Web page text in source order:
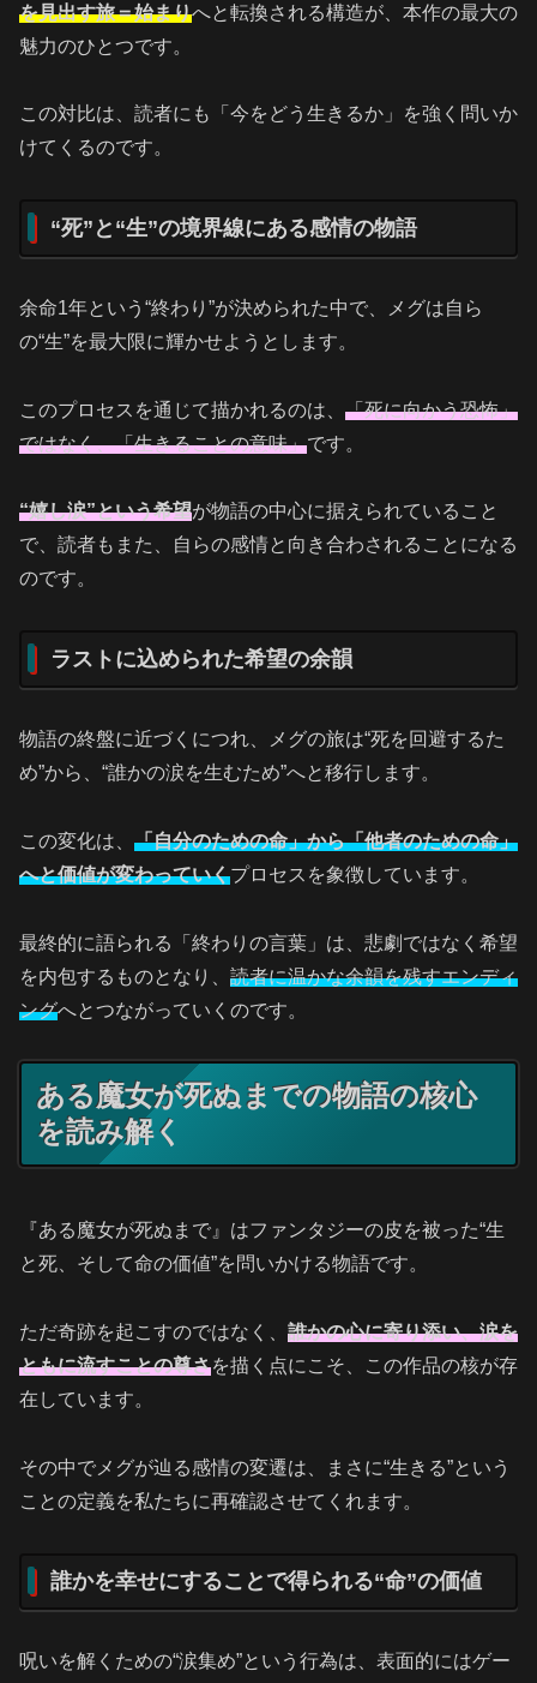
を見出す旅＝始まりへと転換される構造が、本作の最大の
魅力のひとつです。
この対比は、読者にも「今をどう生きるか」を強く問いか
けてくるのです。
“死”と“生”の境界線にある感情の物語
余命1年という“終わり”が決められた中で、メグは自ら
の“生”を最大限に輝かせようとします。
このプロセスを通じて描かれるのは、 「死に向かう恐怖」
ではなく、「生きることの意味」です。
“嬉し涙”という希望が物語の中心に据えられていること
で、読者もまた、自らの感情と向き合わされることになる
のです。
ラストに込められた希望の余韻
物語の終盤に近づくにつれ、メグの旅は“死を回避するた
め”から、“誰かの涙を生むため”へと移行します。
この変化は、 「自分のための命」から「他者のための命」
へと価値が変わっていくプロセスを象徴しています。
最終的に語られる「終わりの言葉」は、悲劇ではなく希望
を内包するものとなり、 読者に温かな余韻を残すエンディ
ングへとつながっていくのです。
ある魔女が死ぬまでの物語の核心
を読み解く
『ある魔女が死ぬまで』はファンタジーの皮を被った“生
と死、そして命の価値”を問いかける物語です。
ただ奇跡を起こすのではなく、 誰かの心に寄り添い、涙を
ともに流すことの尊さを描く点にこそ、この作品の核が存
在しています。
その中でメグが辿る感情の変遷は、まさに“生きる”という
ことの定義を私たちに再確認させてくれます。
誰かを幸せにすることで得られる“命”の価値
呪いを解くための“涙集め”という行為は、表面的にはゲー